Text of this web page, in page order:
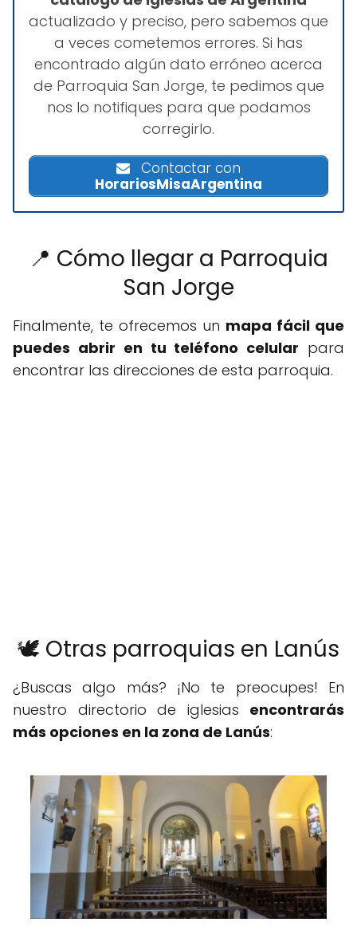
actualizado y preciso, pero sabemos que
a veces cometemos errores. Si has
encontrado algún dato erróneo acerca
de Parroquia San Jorge, te pedimos que
nos lo notifiques para que podamos
corregirlo.
Contactar con
HorariosMisaArgentina
📍 Cómo llegar a Parroquia
San Jorge
Finalmente, te ofrecemos un mapa fácil que
puedes abrir en tu teléfono celular para
encontrar las direcciones de esta parroquia.
🕊️ Otras parroquias en Lanús
¿Buscas algo más? ¡No te preocupes! En
nuestro directorio de iglesias encontrarás
más opciones en la zona de Lanús: